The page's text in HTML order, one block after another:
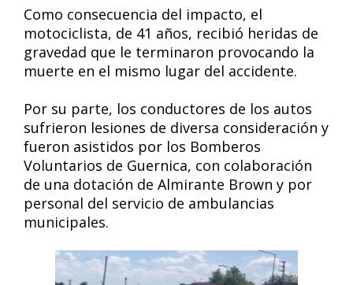
Como consecuencia del impacto, el
motociclista, de 41 años, recibió heridas de
gravedad que le terminaron provocando la
muerte en el mismo lugar del accidente.
Por su parte, los conductores de los autos
sufrieron lesiones de diversa consideración y
fueron asistidos por los Bomberos
Voluntarios de Guernica, con colaboración
de una dotación de Almirante Brown y por
personal del servicio de ambulancias
municipales.